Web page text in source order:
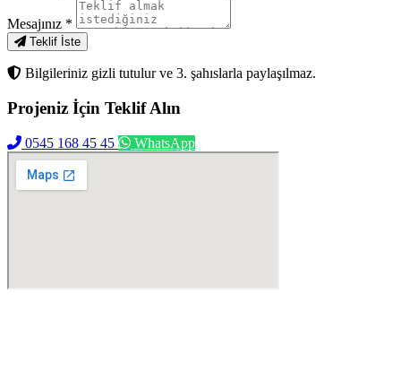
Mesajınız *
Teklif İste
Bilgileriniz gizli tutulur ve 3. şahıslarla paylaşılmaz.
Projeniz İçin Teklif Alın
0545 168 45 45 WhatsApp